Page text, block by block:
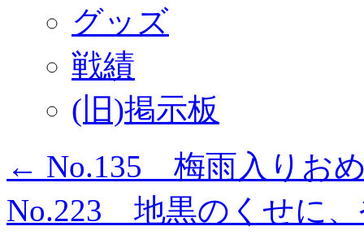
グッズ
戦績
(旧)掲示板
← No.135 梅雨入りお
No.223 地黒のくせに